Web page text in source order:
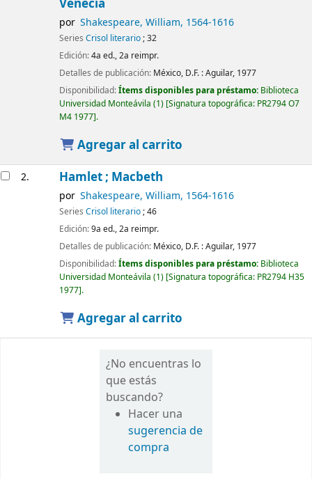
Venecia
por Shakespeare, William, 1564-1616
Series Crisol literario; 32
Edición:4a ed., 2a reimpr.
Detalles de publicación: México, D.F. :Aguilar, 1977
Disponibilidad:Ítems disponibles para préstamo: Biblioteca
Universidad Monteávila (1) Signatura topográfica: PR2794 O7
M4 1977 .
Agregar al carrito
2. Hamlet ; Macbeth
por Shakespeare, William, 1564-1616
Series Crisol literario; 46
Edición:9a ed., 2a reimpr.
Detalles de publicación: México, D.F. :Aguilar, 1977
Disponibilidad:Ítems disponibles para préstamo: Biblioteca
Universidad Monteávila (1) Signatura topográfica: PR2794 H35
1977 .
Agregar al carrito
¿No encuentras lo
que estás
buscando?
Hacer una
sugerencia de
compra